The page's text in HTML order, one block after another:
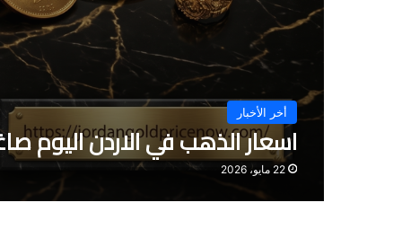
أخر الأخبار
اسعار الذهب في الاردن اليوم
22 مايو، 2026